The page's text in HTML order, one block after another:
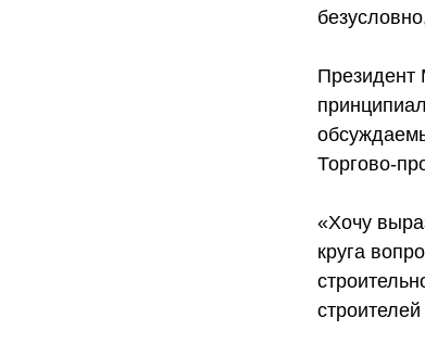
Президент
Торгово-
«Хочу
круга
строителей